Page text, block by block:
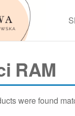
RAM
were found